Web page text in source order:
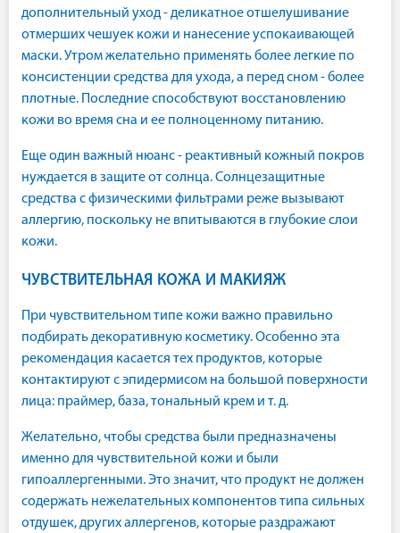
дополнительный уход - деликатное отшелушивание
отмерших чешуек кожи и нанесение успокаивающей
маски. Утром желательно применять более легкие по
консистенции средства для ухода, а перед сном - более
плотные. Последние способствуют восстановлению
кожи во время сна и ее полноценному питанию.
Еще один важный нюанс - реактивный кожный покров
нуждается в защите от солнца. Солнцезащитные
средства с физическими фильтрами реже вызывают
аллергию, поскольку не впитываются в глубокие слои
кожи.
ЧУВСТВИТЕЛЬНАЯ КОЖА И МАКИЯЖ
При чувствительном типе кожи важно правильно
подбирать декоративную косметику. Особенно эта
рекомендация касается тех продуктов, которые
контактируют с эпидермисом на большой поверхности
лица: праймер, база, тональный крем и т. д.
Желательно, чтобы средства были предназначены
именно для чувствительной кожи и были
гипоаллергенными. Это значит, что продукт не должен
содержать нежелательных компонентов типа сильных
отдушек, других аллергенов, которые раздражают